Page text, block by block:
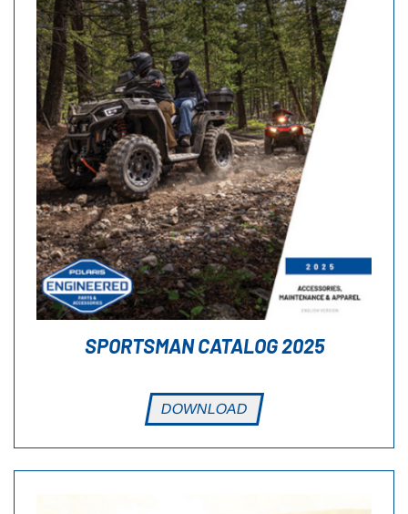
SPORTSMAN CATALOG 2025
DOWNLOAD